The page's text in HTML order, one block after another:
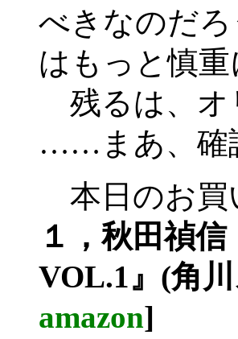
べきなのだ
はもっと慎
残るは、オ
……まあ、確
本日のお買
１，秋田禎
VOL.1』(角
amazon]